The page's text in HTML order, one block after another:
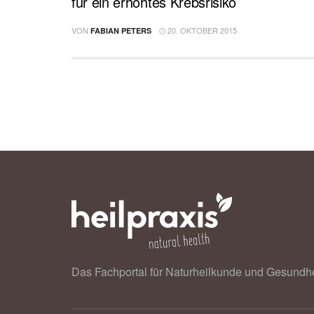
VON FABIAN PETERS 20. OKTOBER 2015
Das Fachportal für Naturheilkunde und